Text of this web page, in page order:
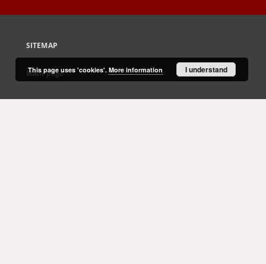
SITEMAP
Main page
This page uses 'cookies'. More information I understand